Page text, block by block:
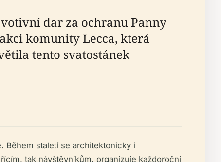
dar za ochranu Panny
komunity Lecca, která
tento svatostánek
Během staletí se architektonicky i
tak návštěvníkům, organizuje každoroční